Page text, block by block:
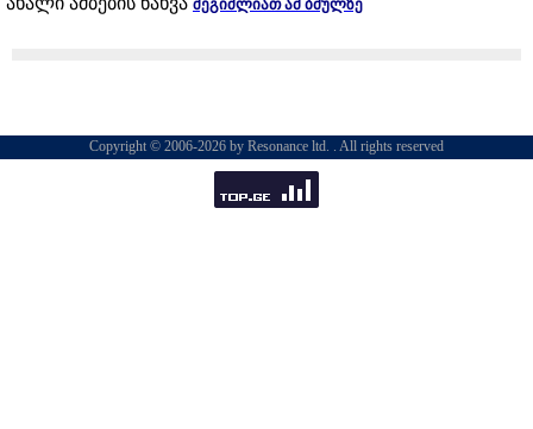
შეგიძლიათ ამ ბმულზე
Copyright © 2006-2026 by Resonance ltd. . All rights reserved